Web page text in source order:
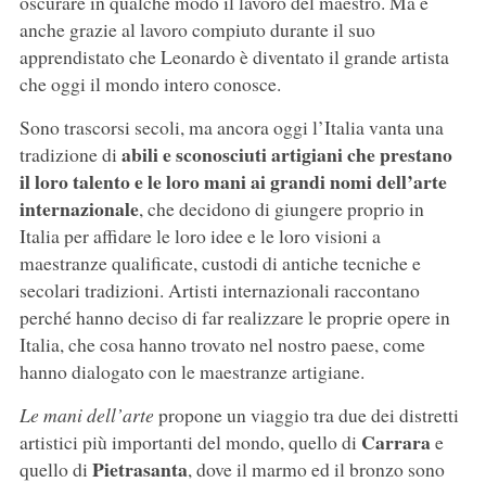
anche grazie al lavoro compiuto durante il suo
apprendistato che Leonardo è diventato il grande artista
che oggi il mondo intero conosce.
Sono trascorsi secoli, ma ancora oggi l’Italia vanta una
tradizione di abili e sconosciuti artigiani che prestano
il loro talento e le loro mani ai grandi nomi dell’arte
internazionale, che decidono di giungere proprio in
Italia per affidare le loro idee e le loro visioni a
maestranze qualificate, custodi di antiche tecniche e
secolari tradizioni. Artisti internazionali raccontano
perché hanno deciso di far realizzare le proprie opere in
Italia, che cosa hanno trovato nel nostro paese, come
hanno dialogato con le maestranze artigiane.
Le mani dell’artepropone un viaggio tra due dei distretti
artistici più importanti del mondo, quello di Carrarae
quello di Pietrasanta, dove il marmo ed il bronzo sono